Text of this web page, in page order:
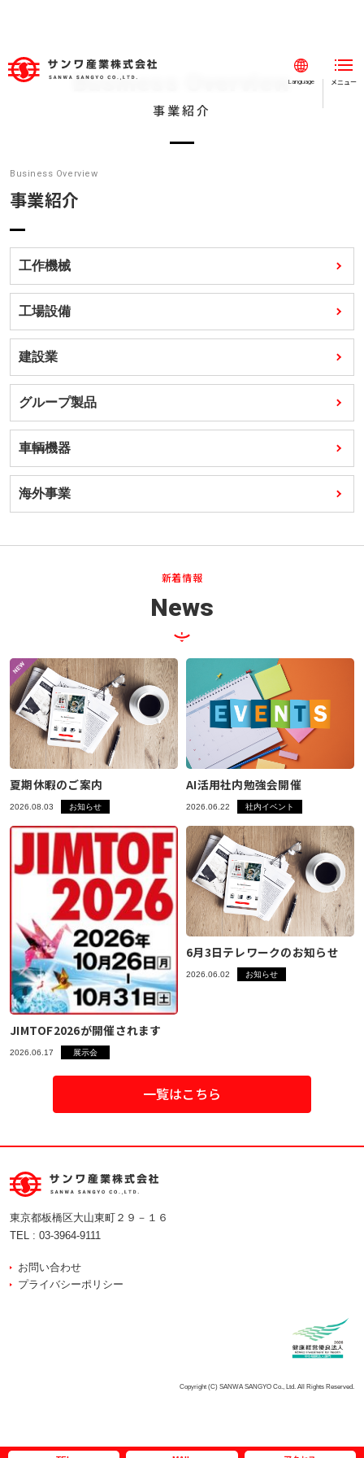
Language メニュー
閉じる
工作機械
建設業
グループ製品
車輌機器
海外事業
事例紹介
会社案内
採用情報
新着情報
アクセス
03-3964-9111
閉じる
Business Overview
事業紹介
Business Overview
事業紹介
工作機械
工場設備
建設業
グループ製品
車輌機器
海外事業
新着情報
News
夏期休暇のご案内
2026.08.03 お知らせ
AI活用社内勉強会開催
2026.06.22 社内イベント
JIMTOF2026が開催されます
2026.06.17 展示会
6月3日テレワークのお知らせ
2026.06.02 お知らせ
一覧はこちら
東京都板橋区大山東町２９－１６
TEL : 03-3964-9111
お問い合わせ
プライバシーポリシー
Copyright (C) SANWA SANGYO Co., Ltd. All Rights Reserved.